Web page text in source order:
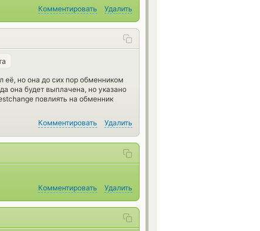
Комментировать
Удалить
её, но она до сих пор обменником
она будет выплачена, но указано
повлиять на обменник
Комментировать Удалить
Комментировать
Удалить